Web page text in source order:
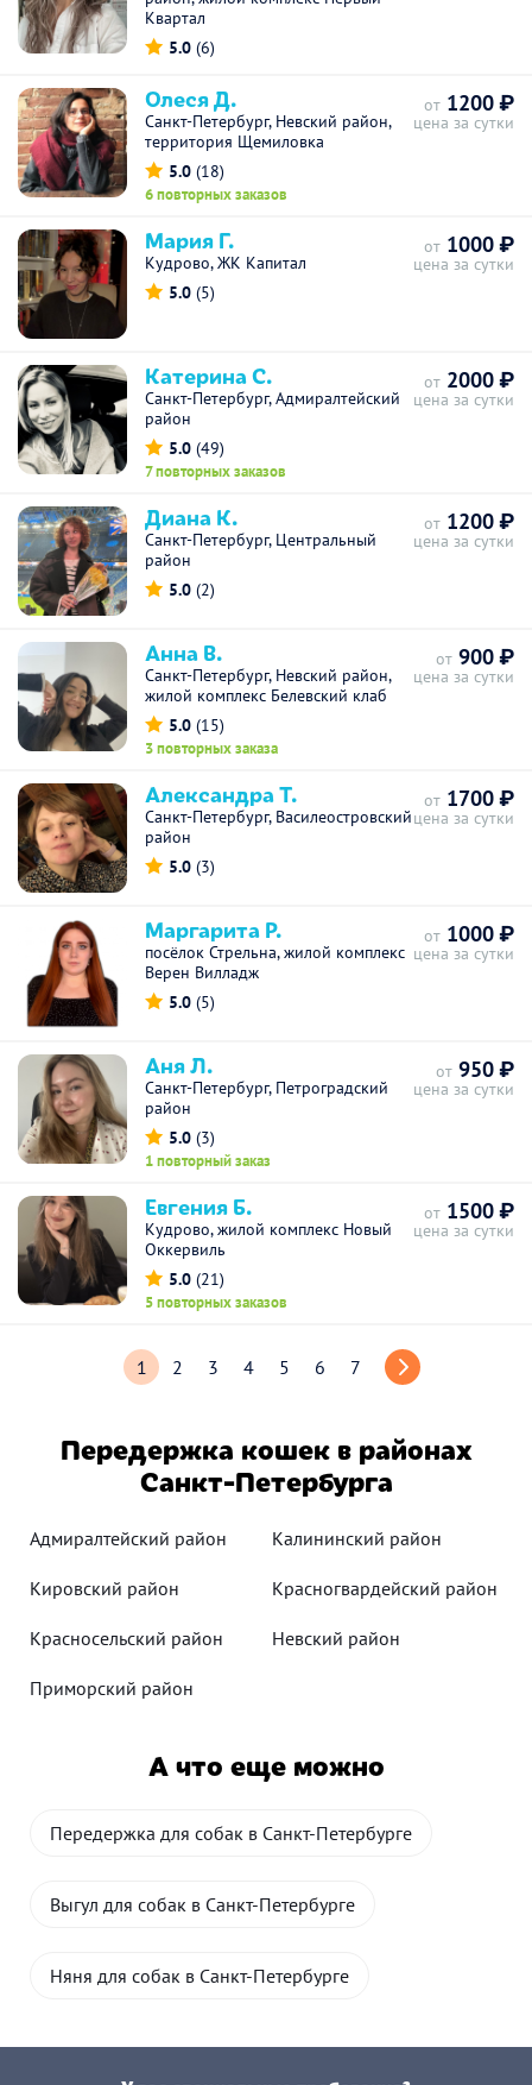
Квартал
5.0 (6)
Олеся Д.
Санкт-Петербург, Невский район,
территория Щемиловка
5.0 (18)
6 повторных заказов
от 1200 ₽
цена за сутки
Мария Г.
Кудрово, ЖК Капитал
5.0 (5)
от 1000 ₽
цена за сутки
Катерина С.
Санкт-Петербург, Адмиралтейский
район
5.0 (49)
7 повторных заказов
от 2000 ₽
цена за сутки
Диана К.
Санкт-Петербург, Центральный
район
5.0 (2)
от 1200 ₽
цена за сутки
Анна В.
Санкт-Петербург, Невский район,
жилой комплекс Белевский клаб
5.0 (15)
3 повторных заказа
от 900 ₽
цена за сутки
Александра Т.
Санкт-Петербург, Василеостровский
район
5.0 (3)
от 1700 ₽
цена за сутки
Маргарита Р.
посёлок Стрельна, жилой комплекс
Верен Вилладж
5.0 (5)
от 1000 ₽
цена за сутки
Аня Л.
Санкт-Петербург, Петроградский
район
5.0 (3)
1 повторный заказ
от 950 ₽
цена за сутки
Евгения Б.
Кудрово, жилой комплекс Новый
Оккервиль
5.0 (21)
5 повторных заказов
от 1500 ₽
цена за сутки
1 2 3 4 5 6 7
Передержка кошек в районах
Санкт-Петербурга
Адмиралтейский район Калининский район
Кировский район Красногвардейский район
Красносельский район Невский район
Приморский район
А что еще можно
Передержка для собак в Санкт-Петербурге
Выгул для собак в Санкт-Петербурге
Няня для собак в Санкт-Петербурге